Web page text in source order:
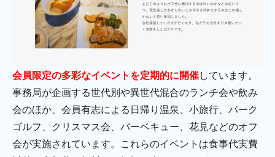
会員限定の多彩なイベントを定期的に開催しています。
事務局が企画する世代別や異世代混合のランチ会や飲み
会のほか、会員有志による日帰り温泉、小旅行、パーク
ゴルフ、クリスマス会、バーベキュー、花見などのオフ
会が実施されています。これらのイベントは食事代実費